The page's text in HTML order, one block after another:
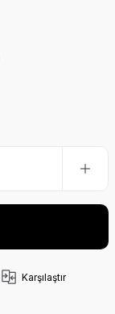
Karşılaştır